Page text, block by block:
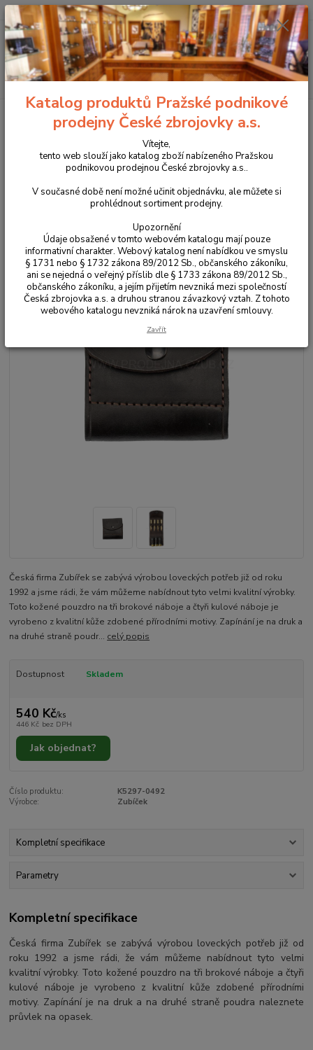
Menu
Hledat
+420 225 375 800
Pouzdra, kufry na zbraně a batohy
Řemeny na zbraně a nábojové
Pouzdra na náboje, návleky na pažbu
Pouzdro na náboje
Pouzdro na náboje kombinované
model NP 24
Česká firma Zubířek se zabývá výrobou loveckých potřeb již od roku
1992 a jsme rádi, že vám můžeme nabídnout tyto velmi kvalitní výrobky.
Toto kožené pouzdro na tři brokové náboje a čtyři kulové náboje je
vyrobeno z kvalitní kůže zdobené přírodními motivy. Zapínání je na druk a
na druhé straně poudr... celý popis
Dostupnost Skladem
540 Kč/ks
446 Kč bez DPH
Jak objednat?
Číslo produktu:
K5297-0492
Výrobce:
Zubíček
Kompletní specifikace
Parametry
Kompletní specifikace
Česká firma Zubířek se zabývá výrobou loveckých potřeb již od
roku 1992 a jsme rádi, že vám můžeme nabídnout tyto velmi
kvalitní výrobky. Toto kožené pouzdro na tři brokové náboje a čtyři
kulové náboje je vyrobeno z kvalitní kůže zdobené přírodními
motivy. Zapínání je na druk a na druhé straně poudra naleznete
průvlek na opasek.
Katalog produktů Pražské podnikové
prodejny České zbrojovky a.s.
Vítejte,
tento web slouží jako katalog zboží nabízeného Pražskou
podnikovou prodejnou České zbrojovky a.s..
V současné době není možné učinit objednávku, ale můžete si
prohlédnout sortiment prodejny.
Upozornění
Údaje obsažené v tomto webovém katalogu mají pouze
informativní charakter. Webový katalog není nabídkou ve smyslu
§ 1731 nebo § 1732 zákona 89/2012 Sb., občanského zákoníku,
ani se nejedná o veřejný příslib dle § 1733 zákona 89/2012 Sb.,
občanského zákoníku, a jejím přijetím nevzniká mezi společností
Česká zbrojovka a.s. a druhou stranou závazkový vztah. Z tohoto
webového katalogu nevzniká nárok na uzavření smlouvy.
Zavřít